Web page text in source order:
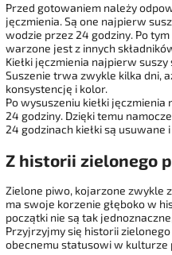
Przed gotowaniem należy
jęczmienia. Są one najpierw
wodzie przez 24 godziny. Po
warzone jest z innych
Kiełki jęczmienia najpierw
Suszenie trwa zwykle kilka dni,
konsystencję i kolor.
Po wysuszeniu kiełki
24 godziny. Dzięki temu
24 godzinach kiełki są
Z historii zielonego
Zielone piwo, kojarzone zwykle
ma swoje korzenie głęboko w
początki nie są tak
Przyjrzyjmy się historii
obecnemu statusowi w kulturze